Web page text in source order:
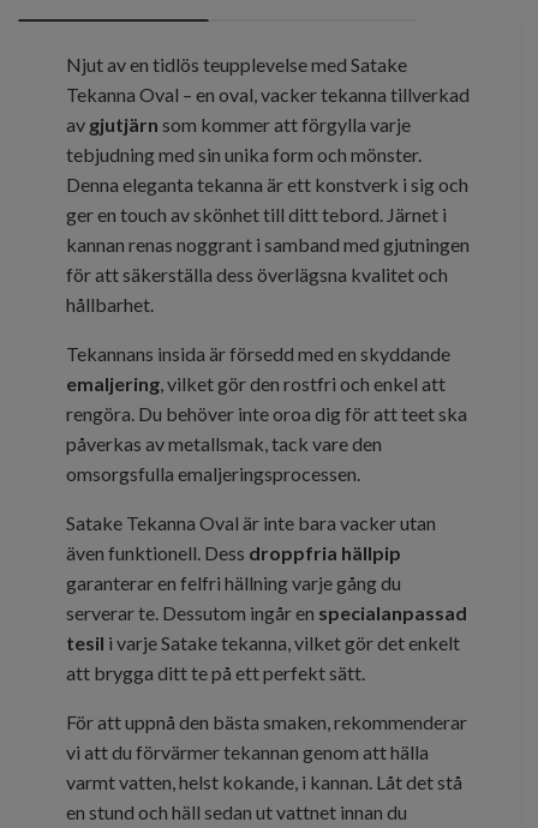
Njut av en tidlös teupplevelse med Satake
Tekanna Oval – en oval, vacker tekanna tillverkad
av gjutjärn som kommer att förgylla varje
tebjudning med sin unika form och mönster.
Denna eleganta tekanna är ett konstverk i sig och
ger en touch av skönhet till ditt tebord. Järnet i
kannan renas noggrant i samband med gjutningen
för att säkerställa dess överlägsna kvalitet och
hållbarhet.
Tekannans insida är försedd med en skyddande
emaljering , vilket gör den rostfri och enkel att
rengöra. Du behöver inte oroa dig för att teet ska
påverkas av metallsmak, tack vare den
omsorgsfulla emaljeringsprocessen.
Satake Tekanna Oval är inte bara vacker utan
även funktionell. Dess droppfria hällpip
garanterar en felfri hällning varje gång du
serverar te. Dessutom ingår en specialanpassad
tesil i varje Satake tekanna, vilket gör det enkelt
att brygga ditt te på ett perfekt sätt.
För att uppnå den bästa smaken, rekommenderar
vi att du förvärmer tekannan genom att hälla
varmt vatten, helst kokande, i kannan. Låt det stå
en stund och häll sedan ut vattnet innan du